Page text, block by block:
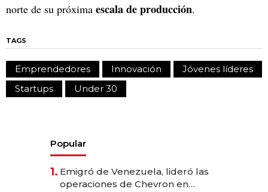
norte de su próxima escala de producción.
TAGS
Emprendedores Innovación
Jóvenes líderes
Startups
Under 30
Popular
1. Emigró de Venezuela, lideró las
operaciones de Chevron en